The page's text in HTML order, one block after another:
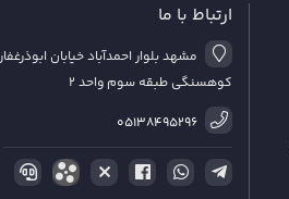
ارتباط با ما
کوهسنگی طبقه سوم واحد 2
05138495296